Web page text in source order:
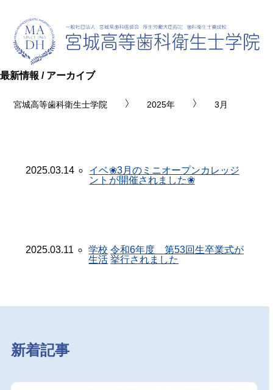
最新情報 / アーカイブ
宮城高等歯科衛生士学院 2025年 3月
2025.03.14
イベ
ント
❀3月のミニオープンカレッジ
が開催されました❀
2025.03.11
学校
生活
令和6年度 第53回生卒業式が
挙行されました
新着記事